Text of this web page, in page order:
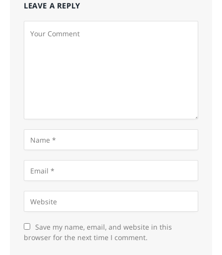
LEAVE A REPLY
Save my name, email, and website in this
browser for the next time I comment.